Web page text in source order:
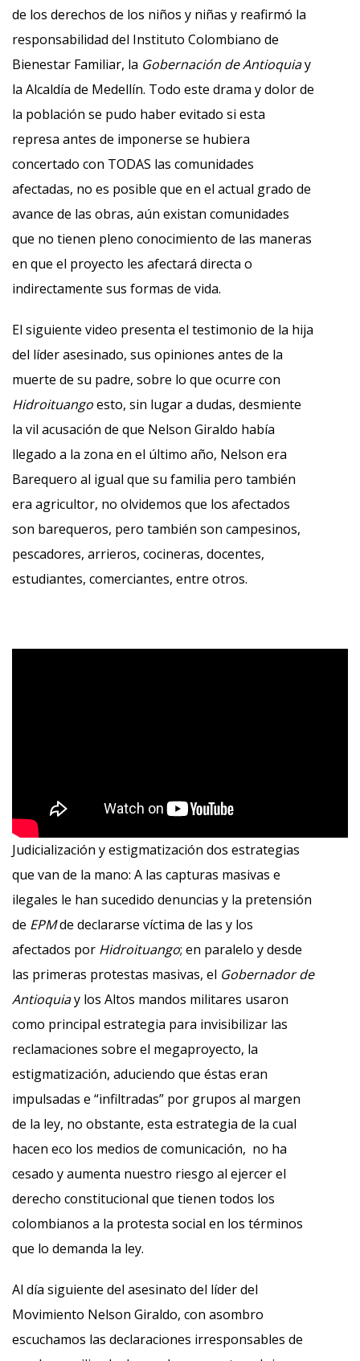
de los derechos de los niños y niñas y reafirmó la
responsabilidad del Instituto Colombiano de
Bienestar Familiar, la Gobernación de Antioquiay
la Alcaldía de Medellín. Todo este drama y dolor de
la población se pudo haber evitado si esta
represa antes de imponerse se hubiera
concertado con TODAS las comunidades
afectadas, no es posible que en el actual grado de
avance de las obras, aún existan comunidades
que no tienen pleno conocimiento de las maneras
en que el proyecto les afectará directa o
indirectamente sus formas de vida.
El siguiente video presenta el testimonio de la hija
del líder asesinado, sus opiniones antes de la
muerte de su padre, sobre lo que ocurre con
Hidroituangoesto, sin lugar a dudas, desmiente
la vil acusación de que Nelson Giraldo había
llegado a la zona en el último año, Nelson era
Barequero al igual que su familia pero también
era agricultor, no olvidemos que los afectados
son barequeros, pero también son campesinos,
pescadores, arrieros, cocineras, docentes,
estudiantes, comerciantes, entre otros.
Judicialización y estigmatización dos estrategias
que van de la mano: A las capturas masivas e
ilegales le han sucedido denuncias y la pretensión
de EPMde declararse víctima de las y los
afectados por Hidroituango; en paralelo y desde
las primeras protestas masivas, el Gobernador de
Antioquiay los Altos mandos militares usaron
como principal estrategia para invisibilizar las
reclamaciones sobre el megaproyecto, la
estigmatización, aduciendo que éstas eran
impulsadas e “infiltradas” por grupos al margen
de la ley, no obstante, esta estrategia de la cual
hacen eco los medios de comunicación, no ha
cesado y aumenta nuestro riesgo al ejercer el
derecho constitucional que tienen todos los
colombianos a la protesta social en los términos
que lo demanda la ley.
Al día siguiente del asesinato del líder del
Movimiento Nelson Giraldo, con asombro
escuchamos las declaraciones irresponsables de